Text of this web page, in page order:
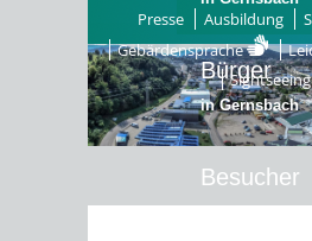
Presse Ausbildung
Gebärdensprache
Sightseeing
Bürger
in Gernsbach
Besucher